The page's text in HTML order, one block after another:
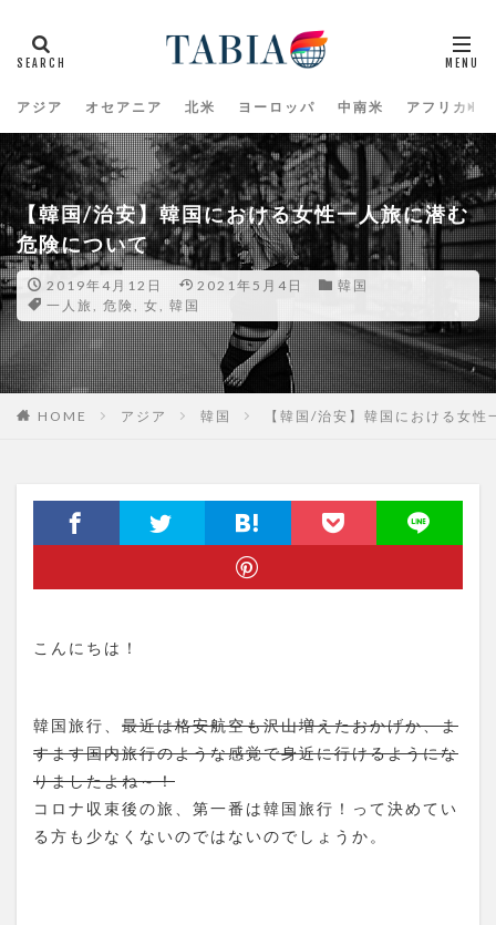
アジア オセアニア 北米 ヨーロッパ 中南米 アフリカ
【韓国/治安】韓国における女性一人旅に潜む
危険について
2019年4月12日 2021年5月4日
韓国
一人旅 , 危険, 女, 韓国
HOME アジア 韓国 【韓国/治安】韓国における女
こんにちは！
韓国旅行、 最近は格安航空も沢山増えたおかげか、ま
すます国内旅行のような感覚で身近に行けるようにな
りましたよね～！
コロナ収束後の旅、第一番は韓国旅行！って決めてい
る方も少なくないのではないのでしょうか。